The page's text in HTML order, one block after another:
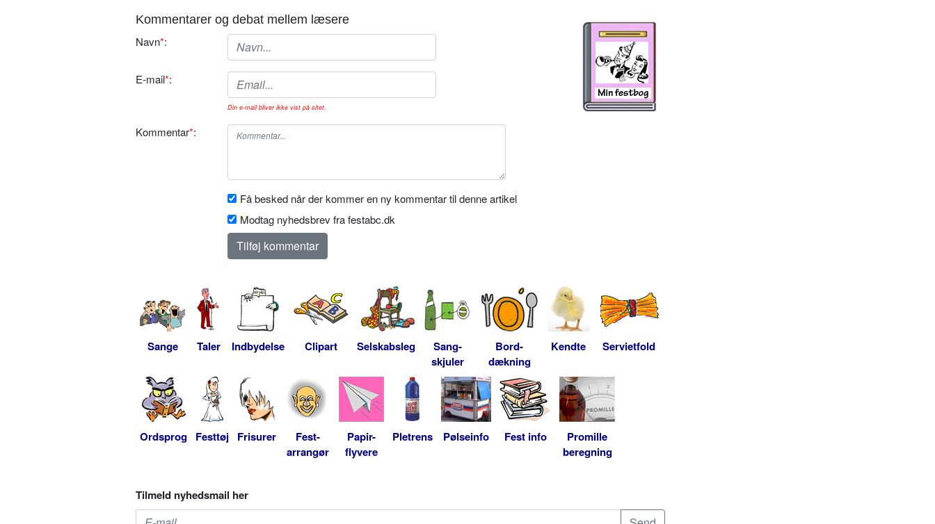
Kommentarer og debat mellem læsere
Navn*:
E-mail*:
Din e-mail bliver ikke vist på sitet.
Kommentar*:
Få besked når der kommer en ny kommentar til denne artikel
Modtag nyhedsbrev fra festabc.dk
Sange Taler Indbydelse Clipart Selskabsleg
Sang-
skjuler
Bord-
dækning
Kendte Servietfold
Ordsprog Festtøj Frisurer
Fest-
arrangør
Papir-
flyvere
Pletrens Pølseinfo Fest info
Promille
beregning
Tilmeld nyhedsmail her